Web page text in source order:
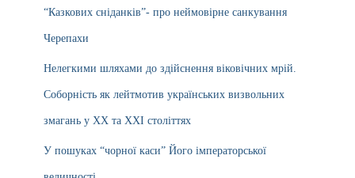
“Казкових сніданків”- про неймовірне санкування
Черепахи
Нелегкими шляхами до здійснення віковічних мрій.
Соборність як лейтмотив українських визвольних
змагань у ХХ та ХХІ століттях
У пошуках “чорної каси” Його імператорської